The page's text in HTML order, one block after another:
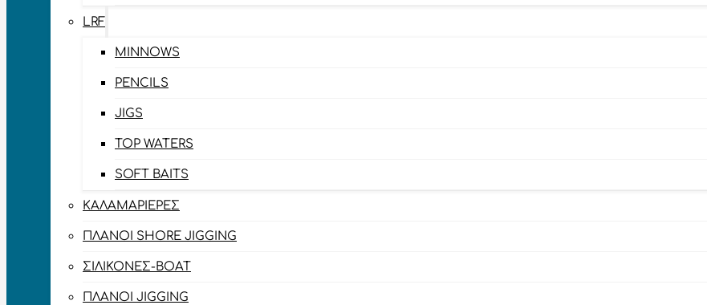
LRF
MINNOWS
PENCILS
JIGS
TOP WATERS
SOFT BAITS
ΚΑΛΑΜΑΡΙΈΡΕΣ
ΠΛΆΝΟΙ SHORE JIGGING
ΣΙΛΙΚΌΝΕΣ-BOAT
ΠΛΆΝΟΙ JIGGING